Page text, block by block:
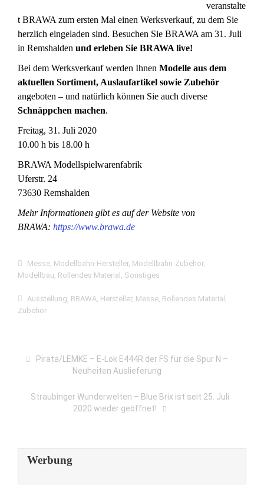
veranstalte
t BRAWA zum ersten Mal einen Werksverkauf, zu dem Sie
herzlich eingeladen sind. Besuchen Sie BRAWA am 31. Juli
in Remshalden und erleben Sie BRAWA live!
Bei dem Werksverkauf werden Ihnen Modelle aus dem
aktuellen Sortiment, Auslaufartikel sowie Zubehör
angeboten – und natürlich können Sie auch diverse
Schnäppchen machen.
Freitag, 31. Juli 2020
10.00 h bis 18.00 h
BRAWA Modellspielwarenfabrik
Uferstr. 24
73630 Remshalden
Mehr Informationen gibt es auf der Website von
BRAWA: https://www.brawa.de
Messe, Modellbahn-Hersteller, Modellbahn-Zubehör,
Modellbau, Rollendes Material , Sonstiges
Ausstellung, BRAWA, Hersteller, Messe, Rollendes Material ,
Zubehör
Pirata/LEMKE – E-Lok E444R der FS für die Spur N –
Neuheiten Auslieferung
Straubinger Wunderwelten – Blue Brix ist seit 25. Juli
2020 wieder geöffnet!
Werbung